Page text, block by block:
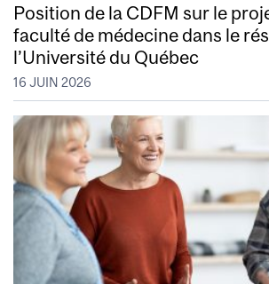
Position de la CDFM sur le
faculté de médecine dans le
l’Université du Québec
16 JUIN 2026